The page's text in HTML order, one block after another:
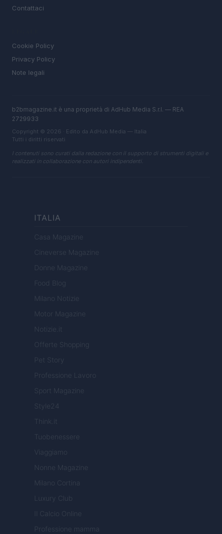
Contattaci
Cookie Policy
Privacy Policy
Note legali
b2bmagazine.it è una proprietà di AdHub Media S.r.l. — REA
2729933
Copyright © 2026 · Edito da AdHub Media — Italia
Tutti i diritti riservati
I contenuti sono curati dalla redazione con il supporto di strumenti digitali e
realizzati in collaborazione con autori indipendenti.
ITALIA
Casa Magazine
Cineverse Magazine
Donne Magazine
Food Blog
Milano Notizie
Motor Magazine
Notizie.it
Offerte Shopping
Pet Story
Professione Lavoro
Sport Magazine
Style24
Think.it
Tuobenessere
Viaggiamo
Nonne Magazine
Milano Cortina
Luxury Club
Il Calcio Online
Professione mamma